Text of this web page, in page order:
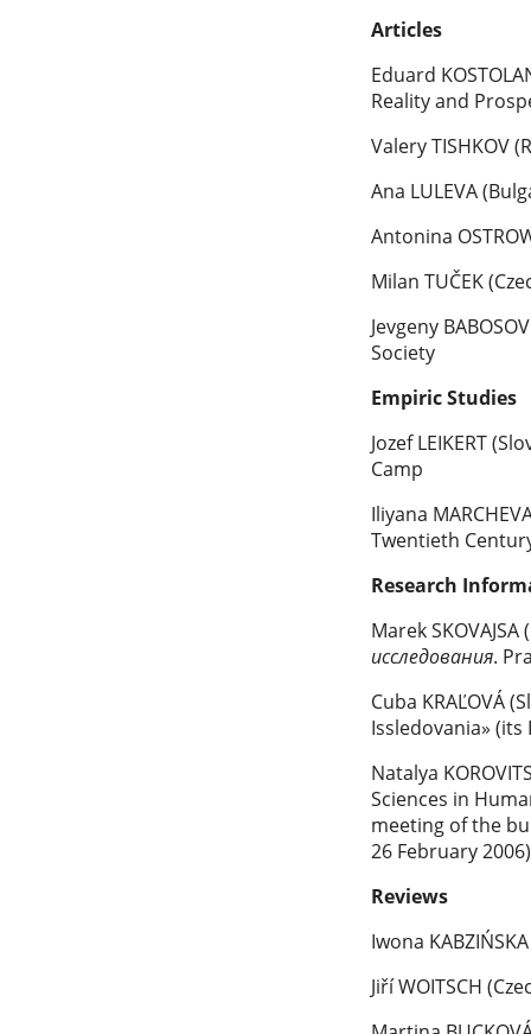
Articles
Eduard
Reality and
Valery TISHKOV
Ana LULEVA
Antonina
Milan TUČEK
Jevgeny
Society
Empiric Studies
Jozef LEIKERT
Camp
Iliyana
Twentieth
Research
Marek
исследования.
Cuba KRAĽOVÁ
Issledovania»
Natalya
Sciences in
meeting of the
26 February 2006)
Reviews
Iwona
Jiří WOITSCH